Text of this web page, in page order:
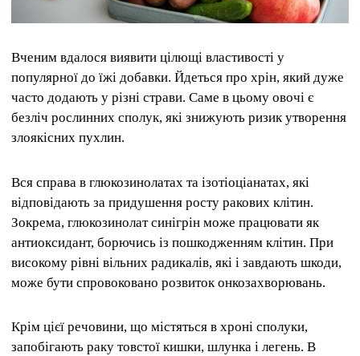
Вченим вдалося виявити цілющі властивості у
популярної до їжі добавки. Йдеться про хрін, який дуже
часто додають у різні страви. Саме в цьому овочі є
безліч рослинних сполук, які знижують ризик утворення
злоякісних пухлин.
Вся справа в глюкозинолатах та ізотіоціанатах, які
відповідають за придушення росту ракових клітин.
Зокрема, глюкозинолат синігрін може працювати як
антиоксидант, борючись із пошкодженням клітин. При
високому рівні вільних радикалів, які і завдають шкоди,
може бути спровоковано розвиток онкозахворювань.
Крім цієї речовини, що містяться в хроні сполуки,
запобігають раку товстої кишки, шлунка і легень. В